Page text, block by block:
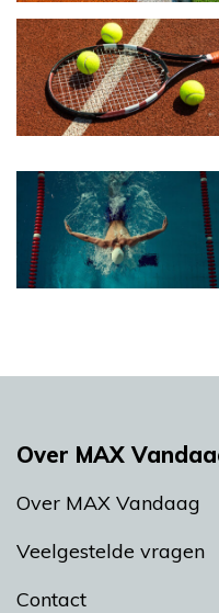
Over MAX
Over MAX Vandaag
Veelgestelde vragen
Contact